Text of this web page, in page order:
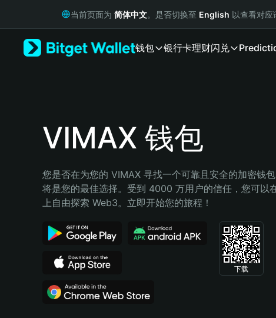
Русский
Bahasa Indonesia
Español (Argentina)
当前页面为 简体中文。是否切换至 English 以查看对应
钱包 银行卡理财闪兑
VIMAX 钱包
您是否在为您的 VIMAX 寻找一个可靠且安全的加密钱
将是您的最佳选择。受到 4000 万用户的信任，您可以
上自由探索 Web3。立即开始您的旅程！
下载